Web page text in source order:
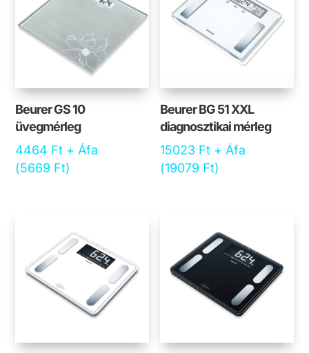
Beurer GS 10
üvegmérleg
4464 Ft + Áfa
(5669 Ft)
Beurer BG 51 XXL
diagnosztikai mérleg
15023 Ft + Áfa
(19079 Ft)